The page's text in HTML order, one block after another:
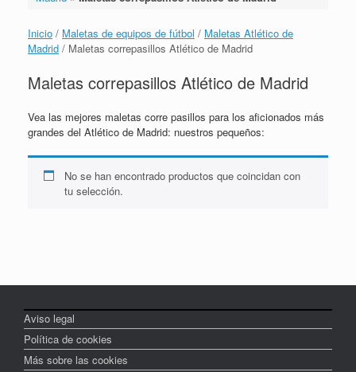
Inicio / Maletas de equipos de fútbol / Maletas Atlético de
Madrid / Maletas correpasillos Atlético de Madrid
Maletas correpasillos Atlético de Madrid
Vea las mejores maletas corre pasillos para los aficionados más
grandes del Atlético de Madrid: nuestros pequeños:
No se han encontrado productos que coincidan con
tu selección.
Aviso legal
Política de cookies
Más sobre las cookies